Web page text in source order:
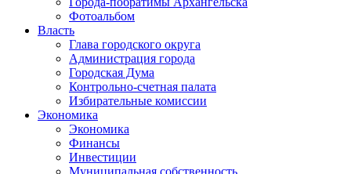
Фотоальбом
Власть
Глава городского округа
Администрация города
Городская Дума
Контрольно-счетная палата
Избирательные комиссии
Экономика
Экономика
Финансы
Инвестиции
Муниципальная собственность